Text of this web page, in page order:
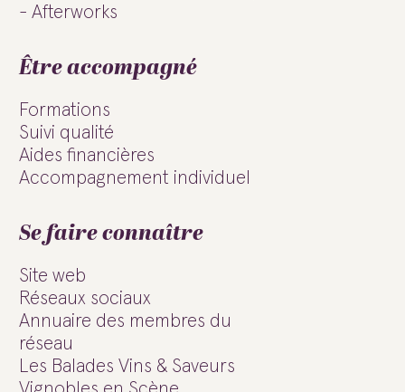
- Afterworks
Être accompagné
Formations
Suivi qualité
Aides financières
Accompagnement individuel
Se faire connaître
Site web
Réseaux sociaux
Annuaire des membres du
réseau
Les Balades Vins & Saveurs